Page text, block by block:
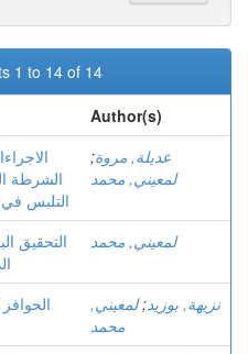
1 to 14 of 14
Author(s)
الشرطة
التلبس في
عديلة, مروة;
لمعيني, محمد
التحقيق
لمعيني, محمد
الحوافز
نزيهة, بوزيد;لمعيني,
محمد